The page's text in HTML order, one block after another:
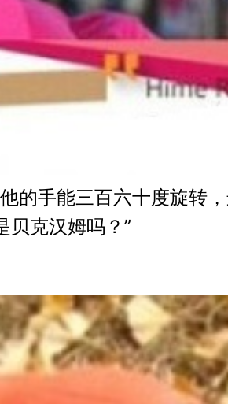
的手能三百六十度旋转
贝克汉姆吗？”